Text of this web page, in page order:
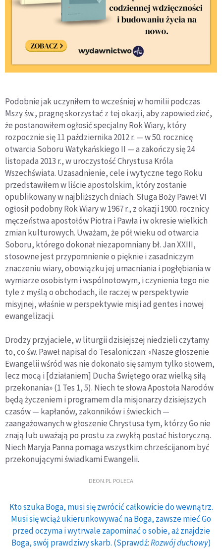
Podobnie jak uczyniłem to wcześniej w homilii podczas
Mszy św., pragnę skorzystać z tej okazji, aby zapowiedzieć,
że postanowiłem ogłosić specjalny Rok Wiary, który
rozpocznie się 11 października 2012 r. — w 50. rocznicę
otwarcia Soboru Watykańskiego II — a zakończy się 24
listopada 2013 r., w uroczystość Chrystusa Króla
Wszechświata. Uzasadnienie, cele i wytyczne tego Roku
przedstawiłem w liście apostolskim, który zostanie
opublikowany w najbliższych dniach. Sługa Boży Paweł VI
ogłosił podobny Rok Wiary w 1967 r., z okazji 1900. rocznicy
męczeństwa apostołów Piotra i Pawła i w okresie wielkich
zmian kulturowych. Uważam, że pół wieku od otwarcia
Soboru, którego dokonał niezapomniany bł. Jan XXIII,
stosowne jest przypomnienie o pięknie i zasadniczym
znaczeniu wiary, obowiązku jej umacniania i pogłębiania w
wymiarze osobistym i wspólnotowym, i czynienia tego nie
tyle z myślą o obchodach, ile raczej w perspektywie
misyjnej, właśnie w perspektywie misji ad gentes i nowej
ewangelizacji.
Drodzy przyjaciele, w liturgii dzisiejszej niedzieli czytamy
to, co św. Paweł napisał do Tesaloniczan: «Nasze głoszenie
Ewangelii wśród was nie dokonało się samym tylko słowem,
lecz mocą i [działaniem] Ducha Świętego oraz wielką siłą
przekonania» (1 Tes 1, 5). Niech te słowa Apostoła Narodów
będą życzeniem i programem dla misjonarzy dzisiejszych
czasów — kapłanów, zakonników i świeckich —
zaangażowanych w głoszenie Chrystusa tym, którzy Go nie
znają lub uważają po prostu za zwykłą postać historyczną.
Niech Maryja Panna pomaga wszystkim chrześcijanom być
przekonującymi świadkami Ewangelii.
DEON.PL POLECA
Kto szuka Boga, musi się zwrócić całkowicie do wewnątrz.
Musi się wciąż ukierunkowywać na Boga, zawsze mieć Go
przed oczyma i wytrwale zapominać o sobie, aż znajdzie
Boga, swój prawdziwy skarb. (Sprawdź:Rozwój duchowy)